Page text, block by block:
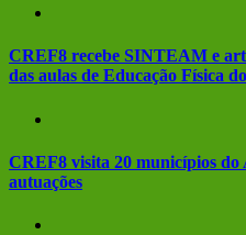
CREF8 recebe SINTEAM e
das aulas de Educação Física
CREF8 visita 20 municípios do
autuações